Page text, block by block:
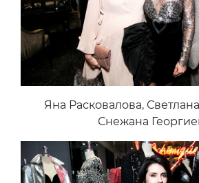
Яна Расковалова,
Снежана